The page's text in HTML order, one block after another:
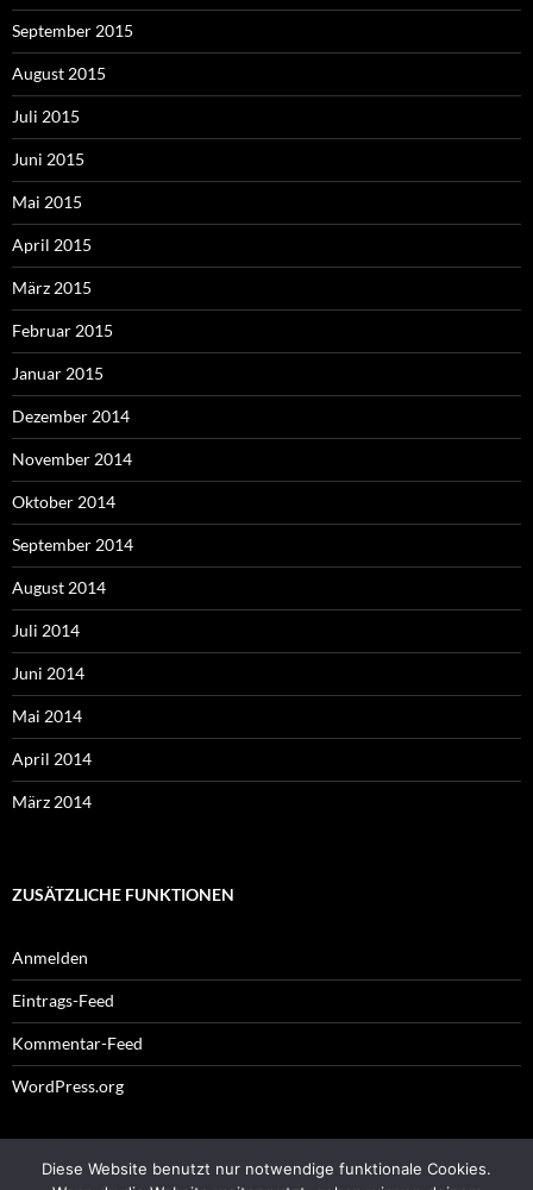
September 2015
August 2015
Juli 2015
Juni 2015
Mai 2015
April 2015
März 2015
Februar 2015
Januar 2015
Dezember 2014
November 2014
Oktober 2014
September 2014
August 2014
Juli 2014
Juni 2014
Mai 2014
April 2014
März 2014
ZUSÄTZLICHE FUNKTIONEN
Anmelden
Eintrags-Feed
Kommentar-Feed
WordPress.org
Impressum
Diese Website benutzt nur notwendige funktionale Cookies.